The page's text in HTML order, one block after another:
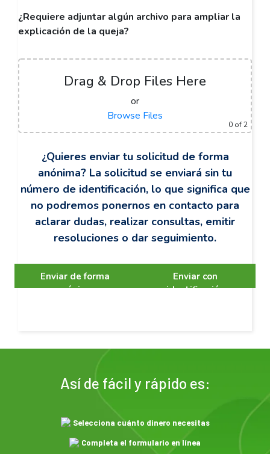
¿Requiere adjuntar algún archivo para ampliar la
explicación de la queja?
Drag & Drop Files Here
or
Browse Files
0 of 2
¿Quieres enviar tu solicitud de forma
anónima? La solicitud se enviará sin tu
número de identificación, lo que significa que
no podremos ponernos en contacto para
aclarar dudas, realizar consultas, emitir
resoluciones o dar seguimiento.
Enviar de forma
anónima
Enviar con
identificación
Así de fácil y rápido es:
Selecciona cuánto dinero necesitas
Completa el formulario en línea